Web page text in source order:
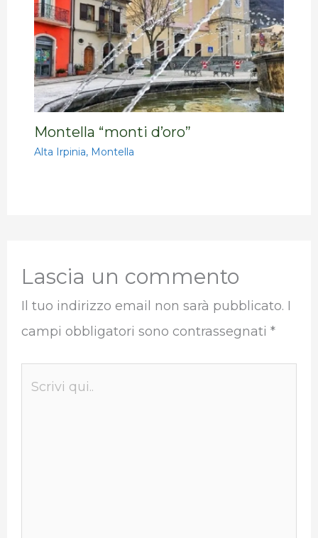
Montella “monti d’oro”
Alta Irpinia, Montella
Lascia un commento
Il tuo indirizzo email non sarà pubblicato. I
campi obbligatori sono contrassegnati *